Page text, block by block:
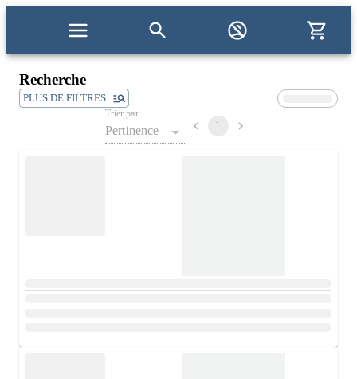
Recherche
PLUS DE FILTRES
Trier par
Pertinence 1